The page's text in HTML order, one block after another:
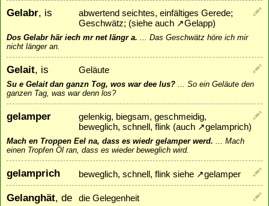
Gelabr, is
abwertend seichtes, einfältiges Gerede;
Geschwätz; (siehe auch ↗Gelapp)
Dos Gelabr här iech mr net längr a.
Das Geschwätz höre ich mir
nicht länger an.
Gelait, is Geläute
Su e Gelait dan ganzn Tog, wos war dee lus?
So ein Geläute den
ganzen Tag, was war denn los?
gelamper
gelenkig, biegsam, geschmeidig,
beweglich, schnell, flink (auch ↗gelamprich)
Mach en Troppen Eel na, dass es wiedr gelamper werd.
Mach
einen Tropfen Öl ran, dass es wieder beweglich wird.
gelamprich beweglich, schnell, flink siehe ↗gelamper
Gelanghät, de die Gelegenheit